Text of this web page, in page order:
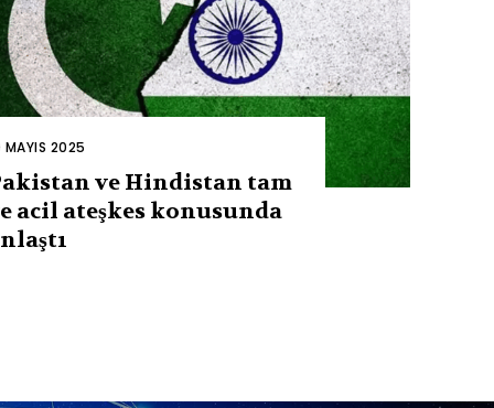
MAYIS 2025
ve Hindistan tam
acil ateşkes konusunda